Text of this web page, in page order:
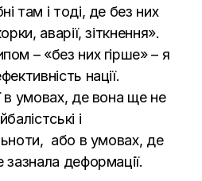
там і тоді, де без них
аварії, зіткнення».
– «без них гірше» – я
нації.
в умовах, де вона ще не
і
або в умовах, де
зазнала деформації.